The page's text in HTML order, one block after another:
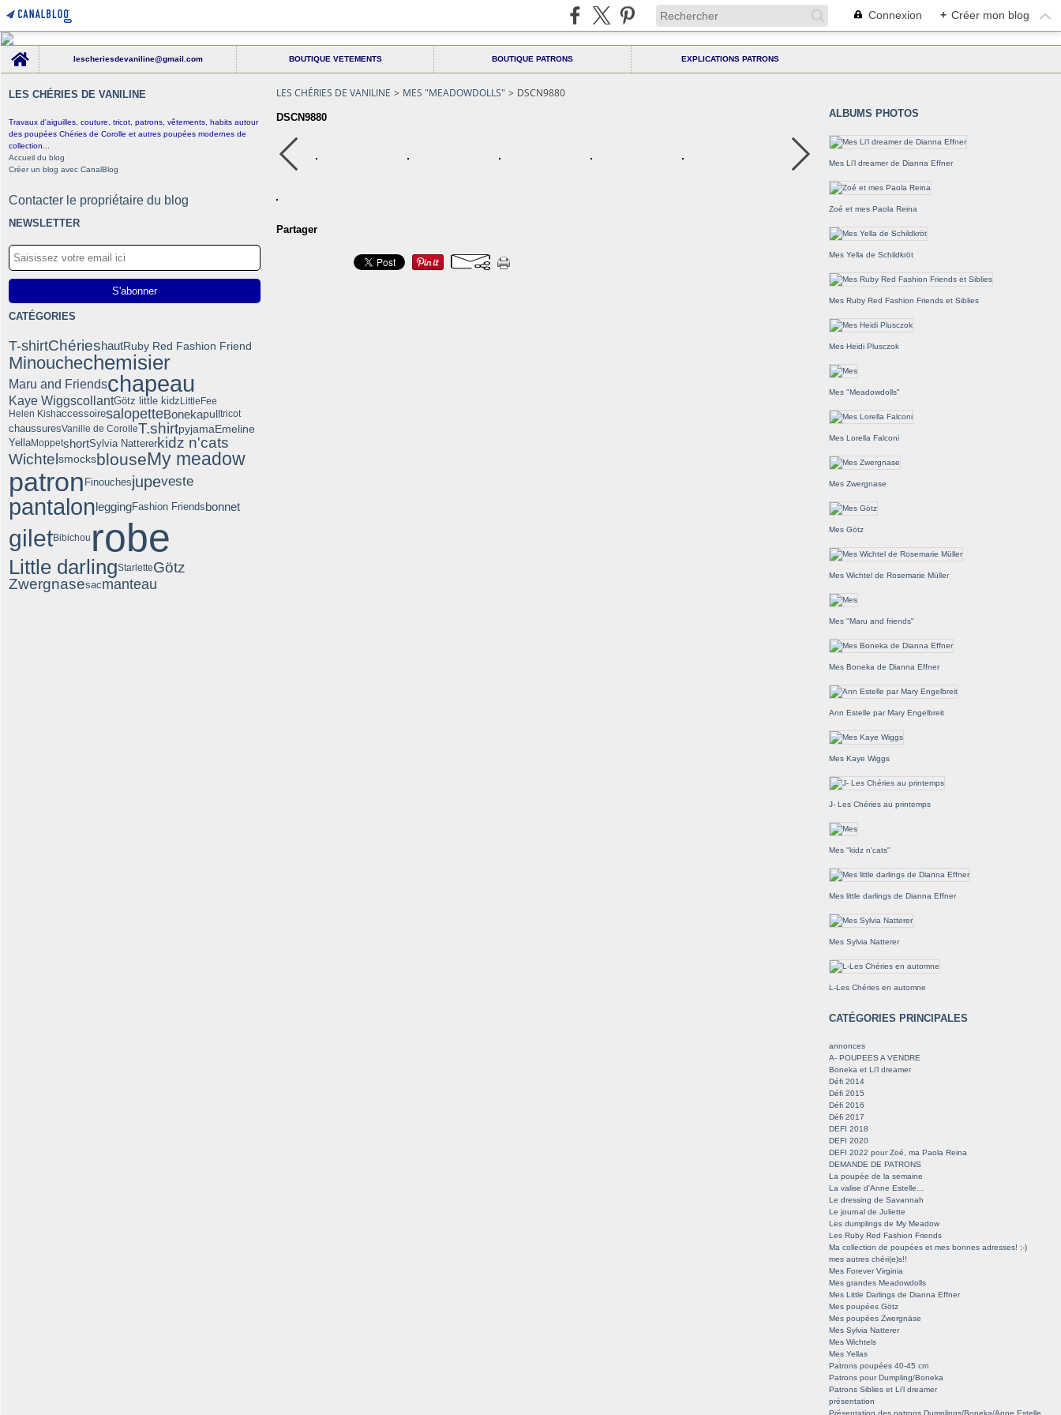
Connexion + Créer mon blog
lescheriesdevaniline@gmail.com
BOUTIQUE VETEMENTS BOUTIQUE PATRONS EXPLICATIONS PATRONS
LES CHÉRIES DE VANILINE
Travaux d'aiguilles, couture, tricot, patrons, vêtements, habits autour
des poupées Chéries de Corolle et autres poupées modernes de
collection...
Accueil du blog
Créer un blog avec CanalBlog
Contacter le propriétaire du blog
NEWSLETTER
CATÉGORIES
T-shirtChérieshautRuby Red Fashion Friend
Minouchechemisier
Maru and Friendschapeau
Kaye WiggscollantGötz little kidzLittleFee
Helen KishaccessoiresalopetteBonekapulltricot
chaussuresVanille de CorolleT.shirtpyjamaEmeline
YellaMoppetshortSylvia Natterer kidz n'cats
Wichtel smocksblouseMy meadow
patron Finouchesjupeveste
pantalonleggingFashion Friendsbonnet
giletBibichou robe
Little darlingStarletteGötz
Zwergnasesacmanteau
LES CHÉRIES DE VANILINE > MES "MEADOWDOLLS" > DSCN9880
DSCN9880
Partager
ALBUMS PHOTOS
Mes Li'l dreamer de Dianna Effner
Zoé et mes Paola Reina
Mes Yella de Schildkröt
Mes Ruby Red Fashion Friends et Siblies
Mes Heidi Plusczok
Mes "Meadowdolls"
Mes Lorella Falconi
Mes Zwergnase
Mes Götz
Mes Wichtel de Rosemarie Müller
Mes "Maru and friends"
Mes Boneka de Dianna Effner
Ann Estelle par Mary Engelbreit
Mes Kaye Wiggs
J- Les Chéries au printemps
Mes "kidz n'cats"
Mes little darlings de Dianna Effner
Mes Sylvia Natterer
L-Les Chéries en automne
CATÉGORIES PRINCIPALES
annonces
A- POUPEES A VENDRE
Boneka et Li'l dreamer
Défi 2014
Défi 2015
Défi 2016
Défi 2017
DEFI 2018
DEFI 2020
DEFI 2022 pour Zoé, ma Paola Reina
DEMANDE DE PATRONS
La poupée de la semaine
La valise d'Anne Estelle...
Le dressing de Savannah
Le journal de Juliette
Les dumplings de My Meadow
Les Ruby Red Fashion Friends
Ma collection de poupées et mes bonnes adresses! ;-)
mes autres chéri(e)s!!
Mes Forever Virginia
Mes grandes Meadowdolls
Mes Little Darlings de Dianna Effner
Mes poupées Götz
Mes poupées Zwergnäse
Mes Sylvia Natterer
Mes Wichtels
Mes Yellas
Patrons poupées 40-45 cm
Patrons pour Dumpling/Boneka
Patrons Siblies et Li'l dreamer
présentation
Présentation des patrons Dumplings/Boneka/Anne Estelle